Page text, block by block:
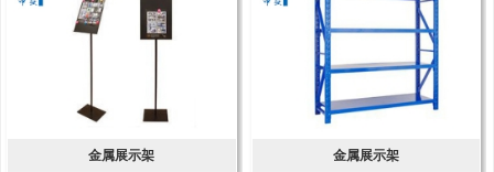
金属展示架 金属展示架